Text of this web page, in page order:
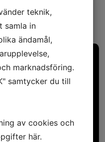
teknik,
samla in
ändamål,
marknadsföring.
samtycker du till
av cookies och
här.